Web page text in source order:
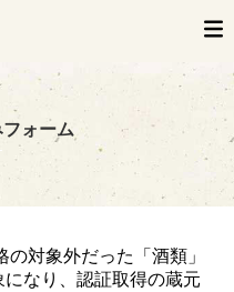
ォーム
対象外だった「酒類」
なり、認証取得の蔵元